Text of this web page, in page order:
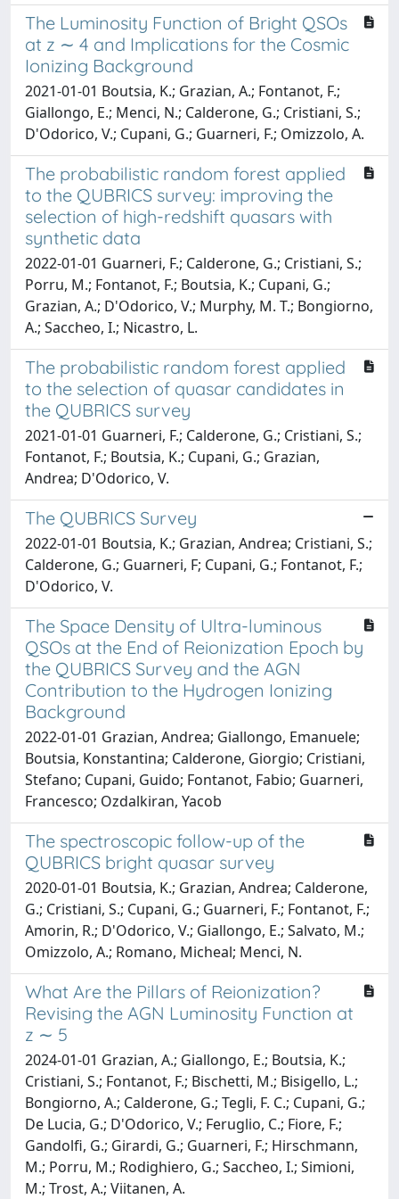
The Luminosity Function of Bright QSOs
at z ∼ 4 and Implications for the Cosmic
Ionizing Background
2021-01-01 Boutsia, K.; Grazian, A.; Fontanot, F.;
Giallongo, E.; Menci, N.; Calderone, G.; Cristiani, S.;
D'Odorico, V.; Cupani, G.; Guarneri, F.; Omizzolo, A.
The probabilistic random forest applied
to the QUBRICS survey: improving the
selection of high-redshift quasars with
synthetic data
2022-01-01 Guarneri, F.; Calderone, G.; Cristiani, S.;
Porru, M.; Fontanot, F.; Boutsia, K.; Cupani, G.;
Grazian, A.; D'Odorico, V.; Murphy, M. T.; Bongiorno,
A.; Saccheo, I.; Nicastro, L.
The probabilistic random forest applied
to the selection of quasar candidates in
the QUBRICS survey
2021-01-01 Guarneri, F.; Calderone, G.; Cristiani, S.;
Fontanot, F.; Boutsia, K.; Cupani, G.; Grazian,
Andrea; D'Odorico, V.
The QUBRICS Survey
2022-01-01 Boutsia, K.; Grazian, Andrea; Cristiani, S.;
Calderone, G.; Guarneri, F; Cupani, G.; Fontanot, F.;
D'Odorico, V.
The Space Density of Ultra-luminous
QSOs at the End of Reionization Epoch by
the QUBRICS Survey and the AGN
Contribution to the Hydrogen Ionizing
Background
2022-01-01 Grazian, Andrea; Giallongo, Emanuele;
Boutsia, Konstantina; Calderone, Giorgio; Cristiani,
Stefano; Cupani, Guido; Fontanot, Fabio; Guarneri,
Francesco; Ozdalkiran, Yacob
The spectroscopic follow-up of the
QUBRICS bright quasar survey
2020-01-01 Boutsia, K.; Grazian, Andrea; Calderone,
G.; Cristiani, S.; Cupani, G.; Guarneri, F.; Fontanot, F.;
Amorin, R.; D'Odorico, V.; Giallongo, E.; Salvato, M.;
Omizzolo, A.; Romano, Micheal; Menci, N.
What Are the Pillars of Reionization?
Revising the AGN Luminosity Function at
z ∼ 5
2024-01-01 Grazian, A.; Giallongo, E.; Boutsia, K.;
Cristiani, S.; Fontanot, F.; Bischetti, M.; Bisigello, L.;
Bongiorno, A.; Calderone, G.; Tegli, F. C.; Cupani, G.;
De Lucia, G.; D'Odorico, V.; Feruglio, C.; Fiore, F.;
Gandolfi, G.; Girardi, G.; Guarneri, F.; Hirschmann,
M.; Porru, M.; Rodighiero, G.; Saccheo, I.; Simioni,
M.; Trost, A.; Viitanen, A.